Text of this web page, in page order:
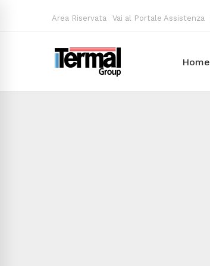
Area Riservata Vai al Portale Assistenza
Home